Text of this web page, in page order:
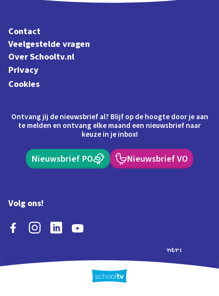
Contact
Veelgestelde vragen
Over Schooltv.nl
Privacy
Cookies
Ontvang jij de nieuwsbrief al? Blijf op de hoogte door je aan
te melden en ontvang elke maand een nieuwsbrief naar
keuze in je inbox!
Nieuwsbrief PO Nieuwsbrief VO
Volg ons!